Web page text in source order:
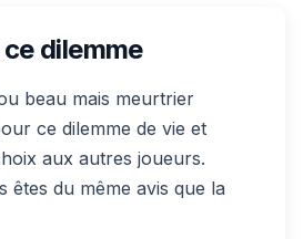
dilemme
beau mais meurtrier
ce dilemme de vie et
aux autres joueurs.
êtes du même avis que la